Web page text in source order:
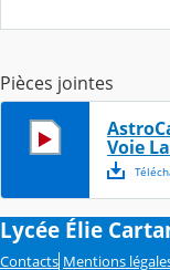
Pièces jointes
Voie
Lycée Élie
Contacts Mentions